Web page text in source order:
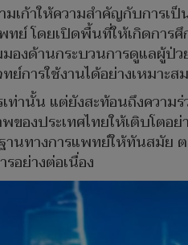
มเก้าให้ความสำคัญกับกา
ทย์ โดยเปิดพื้นที่ให้เกิดกา
งด้านกระบวนการดูแลผู้ป่
การใช้งานได้อย่างเหมาะ
เท่านั้น แต่ยังสะท้อนถึงคว
องประเทศไทยให้เติบโต
ทางการแพทย์ให้ทันสมัย
อย่างต่อเนื่อง